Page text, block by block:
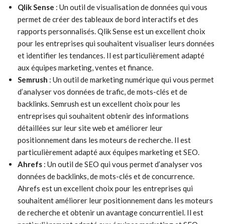
Qlik Sense : Un outil de visualisation de données qui vous
permet de créer des tableaux de bord interactifs et des
rapports personnalisés. Qlik Sense est un excellent choix
pour les entreprises qui souhaitent visualiser leurs données
et identifier les tendances. Il est particulièrement adapté
aux équipes marketing, ventes et finance.
Semrush : Un outil de marketing numérique qui vous permet
d’analyser vos données de trafic, de mots-clés et de
backlinks. Semrush est un excellent choix pour les
entreprises qui souhaitent obtenir des informations
détaillées sur leur site web et améliorer leur
positionnement dans les moteurs de recherche. Il est
particulièrement adapté aux équipes marketing et SEO.
Ahrefs : Un outil de SEO qui vous permet d’analyser vos
données de backlinks, de mots-clés et de concurrence.
Ahrefs est un excellent choix pour les entreprises qui
souhaitent améliorer leur positionnement dans les moteurs
de recherche et obtenir un avantage concurrentiel. Il est